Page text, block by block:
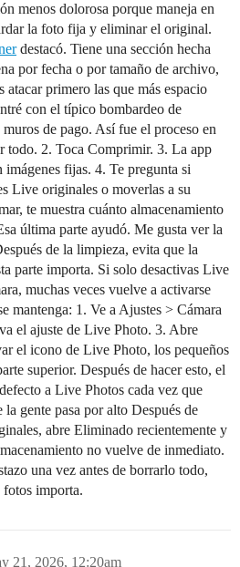
menos dolorosa porque maneja en
la foto fija y eliminar el original.
destacó. Tiene una sección hecha
por fecha o por tamaño de archivo,
atacar primero las que más espacio
con el típico bombardeo de
de pago. Así fue el proceso en
todo. 2. Toca Comprimir. 3. La app
fijas. 4. Te pregunta si
Live originales o moverlas a su
te muestra cuánto almacenamiento
última parte ayudó. Me gusta ver la
de la limpieza, evita que la
parte importa. Si solo desactivas Live
muchas veces vuelve a activarse
mantenga: 1. Ve a Ajustes > Cámara
el ajuste de Live Photo. 3. Abre
el icono de Live Photo, los pequeños
superior. Después de hacer esto, el
a Live Photos cada vez que
gente pasa por alto Después de
abre Eliminado recientemente y
no vuelve de inmediato.
una vez antes de borrarlo todo,
fotos importa.
21, 2026, 12:20am